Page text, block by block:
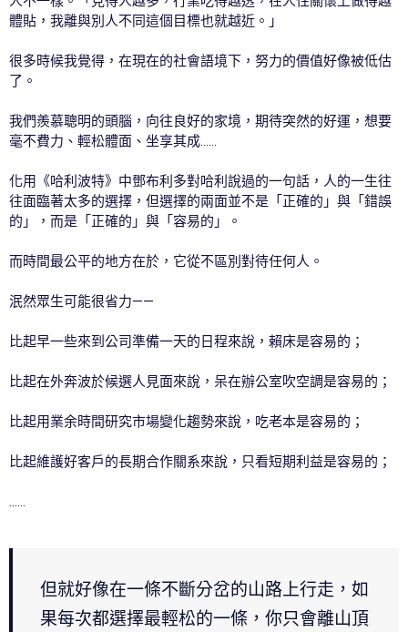
體貼，我離與別人不同這個目標也就越近。」
很多時候我覺得，在現在的社會語境下，努力的價值好像被低估
了。
我們羨慕聰明的頭腦，向往良好的家境，期待突然的好運，想要
毫不費力、輕松體面、坐享其成……
化用《哈利波特》中鄧布利多對哈利說過的一句話，人的一生往
往面臨著太多的選擇，但選擇的兩面並不是「正確的」與「錯誤
的」，而是「正確的」與「容易的」。
而時間最公平的地方在於，它從不區別對待任何人。
泯然眾生可能很省力——
比起早一些來到公司準備一天的日程來說，賴床是容易的；
比起在外奔波於候選人見面來說，呆在辦公室吹空調是容易的；
比起用業余時間研究市場變化趨勢來說，吃老本是容易的；
比起維護好客戶的長期合作關系來說，只看短期利益是容易的；
……
但就好像在一條不斷分岔的山路上行走，如
果每次都選擇最輕松的一條，你只會離山頂